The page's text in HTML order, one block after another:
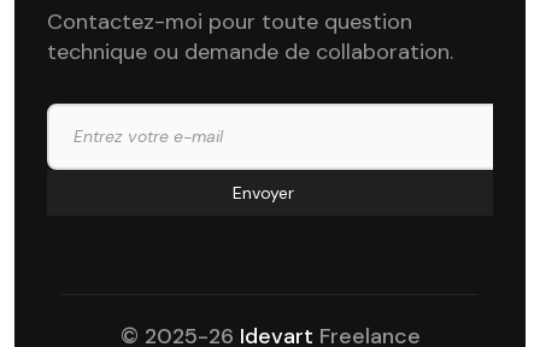
Contactez-moi pour toute question
technique ou demande de collaboration.
© 2025-26 Idevart Freelance